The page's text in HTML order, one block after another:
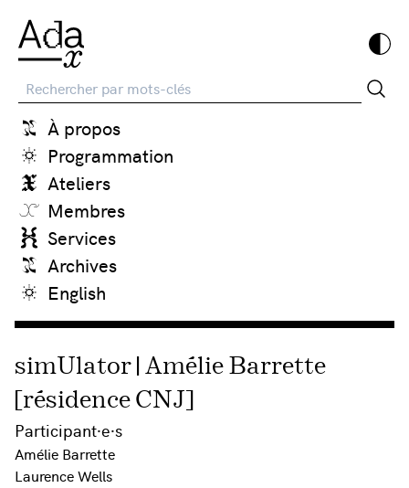
Recherche
À propos
Programmation
Ateliers
Membres
Services
Archives
English
simUlator | Amélie Barrette
[résidence CNJ]
Participant·e·s
Amélie Barrette
Laurence Wells